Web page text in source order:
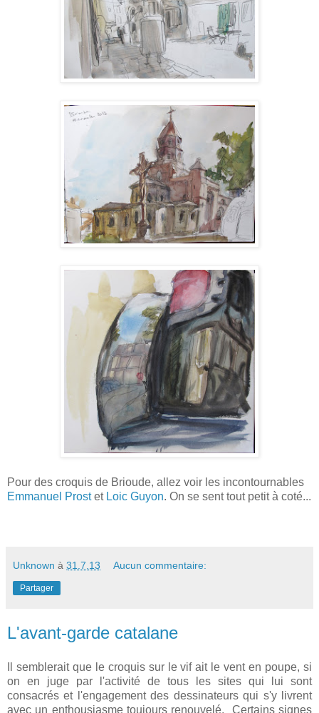
Pour des croquis de Brioude, allez voir les incontournables
Emmanuel Prostet Loic Guyon. On se sent tout petit à coté...
Unknown à 31.7.13 Aucun commentaire:
Partager
L'avant-garde catalane
Il semblerait que le croquis sur le vif ait le vent en poupe, si
on en juge par l'activité de tous les sites qui lui sont
consacrés et l'engagement des dessinateurs qui s'y livrent
avec un enthousiasme toujours renouvelé. Certains signes